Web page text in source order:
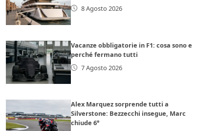
8 Agosto 2026
Vacanze obbligatorie in F1: cosa sono e
perché fermano tutti
7 Agosto 2026
Alex Marquez sorprende tutti a
Silverstone: Bezzecchi insegue, Marc
chiude 6°